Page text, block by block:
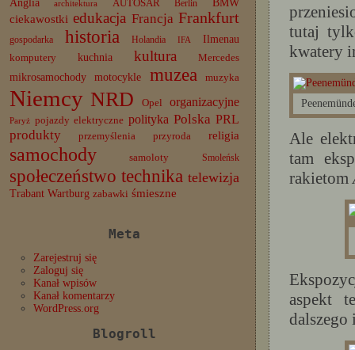
architektura AUTOSAR Berlin
ciekawostki edukacja Francja Frankfurt
gospodarka historia Holandia IFA
Ilmenau
komputery
kuchnia kultura Mercedes
mikrosamochody motocykle muzea muzyka
Niemcy NRD Opel organizacyjne
Paryż pojazdy elektryczne polityka Polska PRL
produkty
przemyślenia przyroda religia
samochody samoloty Smoleńsk
społeczeństwo technika telewizja
Trabant Wartburg zabawki śmieszne
Meta
Zarejestruj się
Zaloguj się
Kanał wpisów
Kanał komentarzy
WordPress.org
Blogroll
tutaj
kwatery
Ale
tam
rakietom
aspekt
dalszego